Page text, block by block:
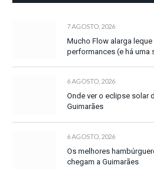
7 AGOSTO, 2026
Mucho Flow alarga
performances (e há uma
6 AGOSTO, 2026
Onde ver o eclipse solar
Guimarães
6 AGOSTO, 2026
Os melhores
chegam a Guimarães